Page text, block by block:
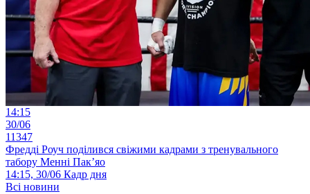
14:15
30/06
11347
Фредді Роуч поділився свіжими кадрами з тренувального
табору Менні Пак’яо
14:15, 30/06 Кадр дня
Всі новини